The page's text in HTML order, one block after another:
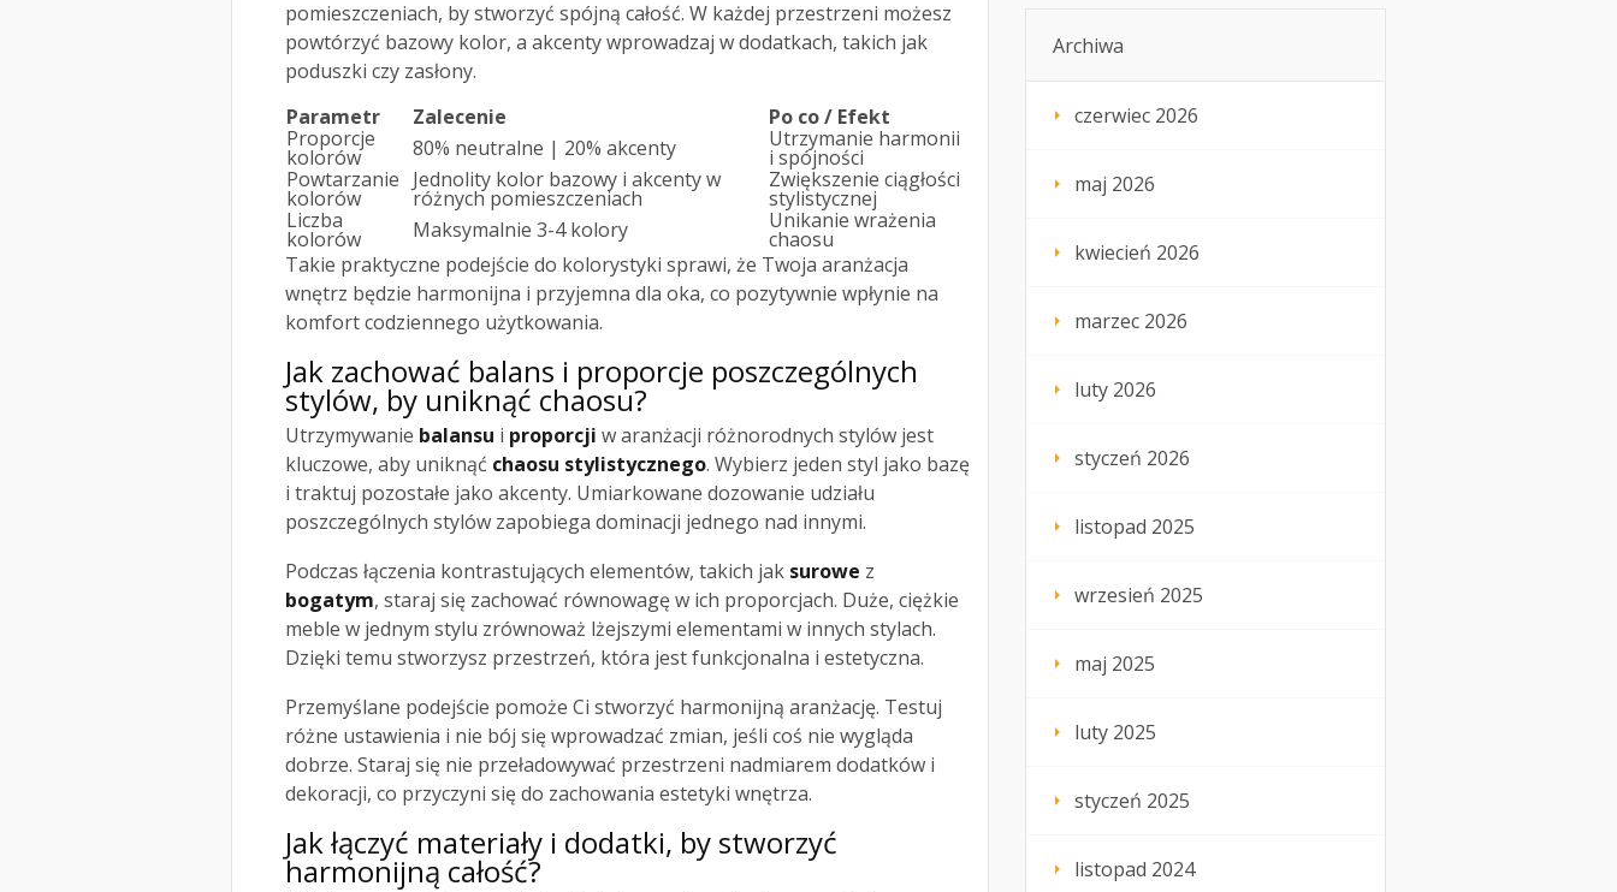
pomieszczeniach, by stworzyć spójną całość. W każdej przestrzeni możesz
powtórzyć bazowy kolor, a akcenty wprowadzaj w dodatkach, takich jak
poduszki czy zasłony.
Parametr
Zalecenie
Po co / Efekt
Proporcje
kolorów 80% neutralne | 20% akcenty Utrzymanie harmonii
i spójności
Powtarzanie
kolorów
Jednolity kolor bazowy i akcenty w
różnych pomieszczeniach
Zwiększenie ciągłości
stylistycznej
Liczba
kolorów Maksymalnie 3-4 kolory Unikanie wrażenia
chaosu
Takie praktyczne podejście do kolorystyki sprawi, że Twoja aranżacja
wnętrz będzie harmonijna i przyjemna dla oka, co pozytywnie wpłynie na
komfort codziennego użytkowania.
Jak zachować balans i proporcje poszczególnych
stylów, by uniknąć chaosu?
Utrzymywanie balansu i proporcji w aranżacji różnorodnych stylów jest
kluczowe, aby uniknąć chaosu stylistycznego. Wybierz jeden styl jako bazę
i traktuj pozostałe jako akcenty. Umiarkowane dozowanie udziału
poszczególnych stylów zapobiega dominacji jednego nad innymi.
Podczas łączenia kontrastujących elementów, takich jak surowe z
bogatym, staraj się zachować równowagę w ich proporcjach. Duże, ciężkie
meble w jednym stylu zrównoważ lżejszymi elementami w innych stylach.
Dzięki temu stworzysz przestrzeń, która jest funkcjonalna i estetyczna.
Przemyślane podejście pomoże Ci stworzyć harmonijną aranżację. Testuj
różne ustawienia i nie bój się wprowadzać zmian, jeśli coś nie wygląda
dobrze. Staraj się nie przeładowywać przestrzeni nadmiarem dodatków i
dekoracji, co przyczyni się do zachowania estetyki wnętrza.
Jak łączyć materiały i dodatki, by stworzyć
harmonijną całość?
Archiwa
czerwiec 2026
maj 2026
kwiecień 2026
marzec 2026
luty 2026
styczeń 2026
listopad 2025
wrzesień 2025
maj 2025
luty 2025
styczeń 2025
listopad 2024